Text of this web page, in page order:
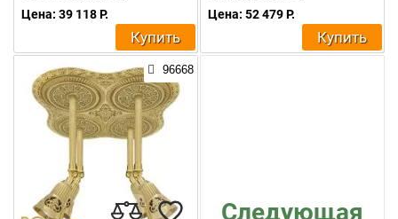
Цена: 39 118 Р.
Купить
Цена: 52 479 Р.
Купить
96668
Следующая